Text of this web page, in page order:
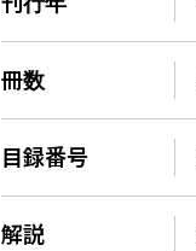
冊数
目録番号
解説